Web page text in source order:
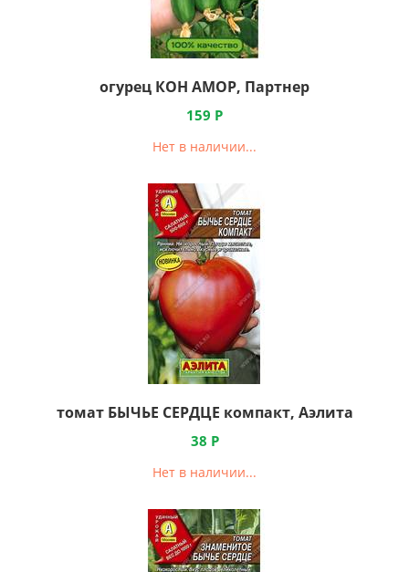
огурец КОН АМОР, Партнер
159 Р
Нет в наличии...
томат БЫЧЬЕ СЕРДЦЕ компакт, Аэлита
38 Р
Нет в наличии...